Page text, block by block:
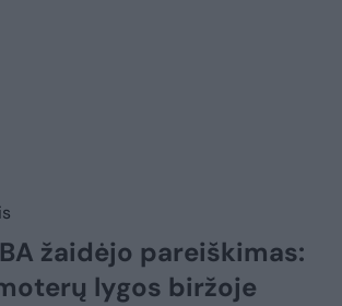
žaidėjo pareiškimas:
lygos biržoje